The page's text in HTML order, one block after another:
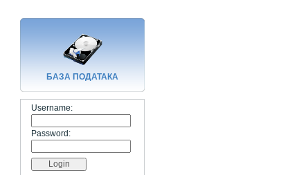
БАЗA ПОДАТАКА
Username:
Password: